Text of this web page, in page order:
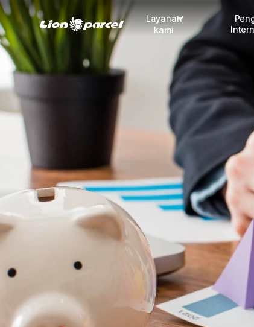
Layanan
kami
Pengiriman
COD
Korporasi
Daftar jadi Mitra
Lacak pendaftaran Mitra